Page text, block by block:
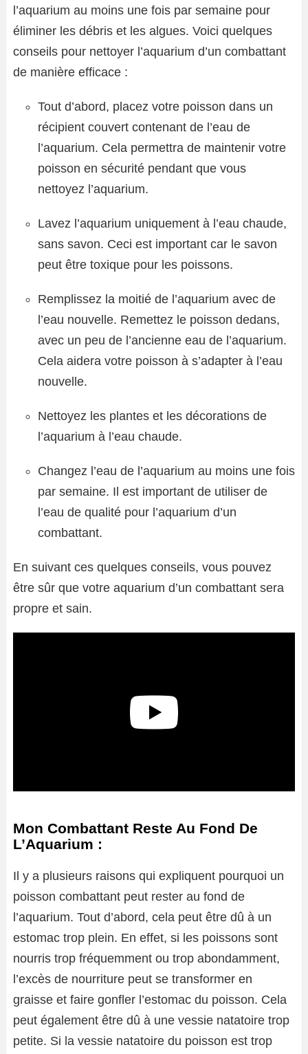
l’aquarium au moins une fois par semaine pour
éliminer les débris et les algues. Voici quelques
conseils pour nettoyer l’aquarium d’un combattant
de manière efficace :
Tout d’abord, placez votre poisson dans un
récipient couvert contenant de l’eau de
l’aquarium. Cela permettra de maintenir votre
poisson en sécurité pendant que vous
nettoyez l’aquarium.
Lavez l’aquarium uniquement à l’eau chaude,
sans savon. Ceci est important car le savon
peut être toxique pour les poissons.
Remplissez la moitié de l’aquarium avec de
l’eau nouvelle. Remettez le poisson dedans,
avec un peu de l’ancienne eau de l’aquarium.
Cela aidera votre poisson à s’adapter à l’eau
nouvelle.
Nettoyez les plantes et les décorations de
l’aquarium à l’eau chaude.
Changez l’eau de l’aquarium au moins une fois
par semaine. Il est important de utiliser de
l’eau de qualité pour l’aquarium d’un
combattant.
En suivant ces quelques conseils, vous pouvez
être sûr que votre aquarium d’un combattant sera
propre et sain.
Mon Combattant Reste Au Fond De
L’Aquarium :
Il y a plusieurs raisons qui expliquent pourquoi un
poisson combattant peut rester au fond de
l’aquarium. Tout d’abord, cela peut être dû à un
estomac trop plein. En effet, si les poissons sont
nourris trop fréquemment ou trop abondamment,
l’excès de nourriture peut se transformer en
graisse et faire gonfler l’estomac du poisson. Cela
peut également être dû à une vessie natatoire trop
petite. Si la vessie natatoire du poisson est trop